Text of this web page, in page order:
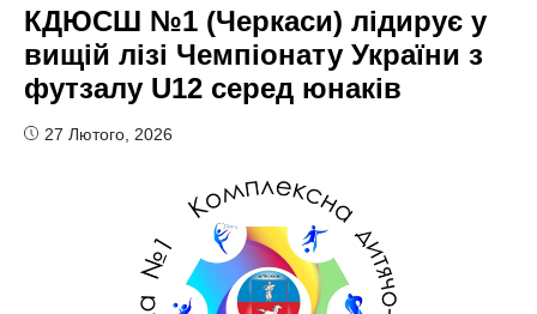
КДЮСШ №1 (Черкаси) лідирує у
вищій лізі Чемпіонату України з
футзалу U12 серед юнаків
27 Лютого, 2026